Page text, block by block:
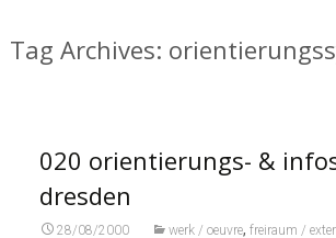
Tag Archives:
020 orientierungs- &
dresden
28/08/2000 werk / oeuvre, freiraum /